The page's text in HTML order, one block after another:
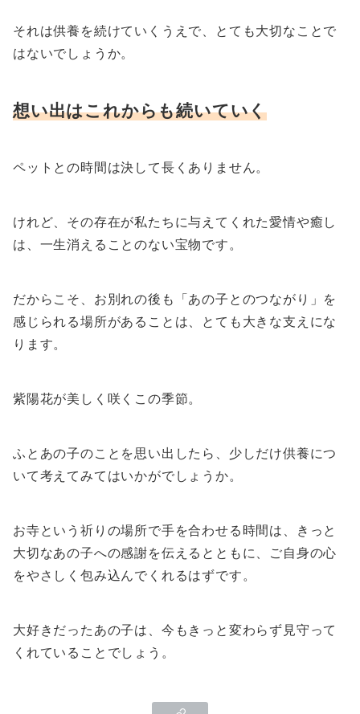
それは供養を続けていくうえで、とても大切なことで
はないでしょうか。
想い出はこれからも続いていく
ペットとの時間は決して長くありません。
けれど、その存在が私たちに与えてくれた愛情や癒し
は、一生消えることのない宝物です。
だからこそ、お別れの後も「あの子とのつながり」を
感じられる場所があることは、とても大きな支えにな
ります。
紫陽花が美しく咲くこの季節。
ふとあの子のことを思い出したら、少しだけ供養につ
いて考えてみてはいかがでしょうか。
お寺という祈りの場所で手を合わせる時間は、きっと
大切なあの子への感謝を伝えるとともに、ご自身の心
をやさしく包み込んでくれるはずです。
大好きだったあの子は、今もきっと変わらず見守って
くれていることでしょう。